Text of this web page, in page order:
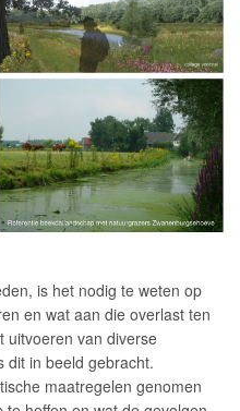
is het nodig te weten op
en wat aan die overlast ten
uitvoeren van diverse
dit in beeld gebracht.
maatregelen genomen